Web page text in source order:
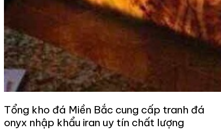
Tổng kho đá Miền Bắc cung cấp tranh đá
onyx nhập khẩu iran uy tín chất lượng